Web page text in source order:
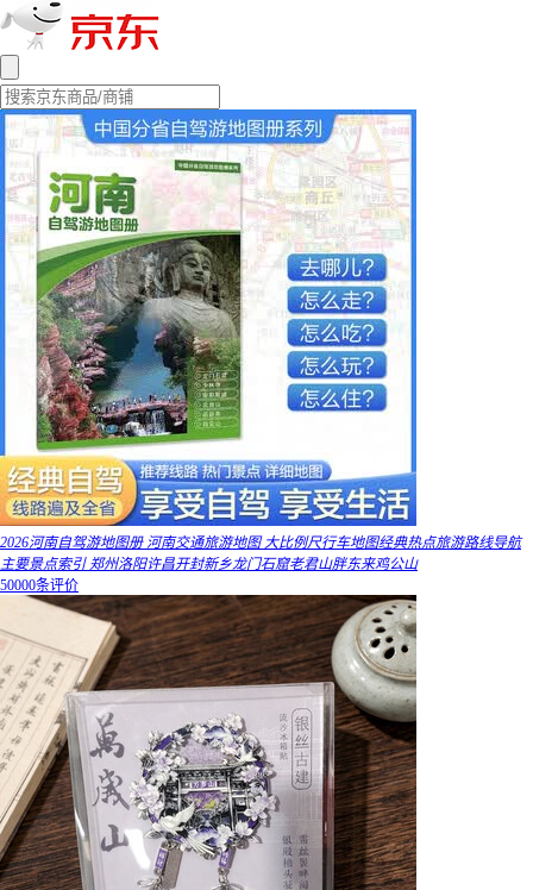
2026河南自驾游地图册 河南交通旅游地图 大比例尺行车地图经典热点旅游路线导航
主要景点索引 郑州洛阳许昌开封新乡龙门石窟老君山胖东来鸡公山
50000条评价